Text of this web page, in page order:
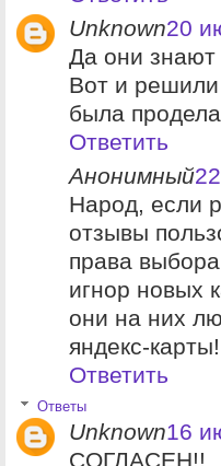
Unknown20
Да они знают
Вот и
была
Ответить
Анонимный
Народ, если
отзывы
права
игнор новых
они на них
яндекс-
Ответить
Ответы
Unknown16
СОГЛАСЕН!!